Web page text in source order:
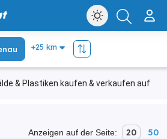
& Plastiken kaufen & verkaufen auf
Anzeigen auf der Seite: 20 50